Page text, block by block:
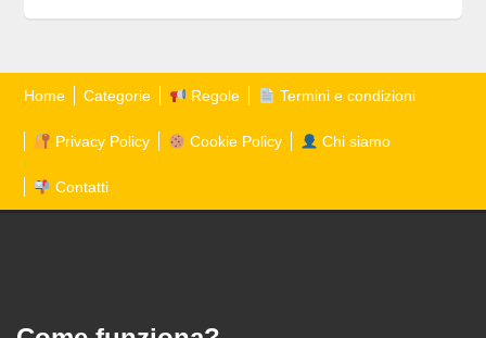
Home Categorie Regole Termini e condizioni
Privacy Policy Cookie Policy Chi siamo
Contatti